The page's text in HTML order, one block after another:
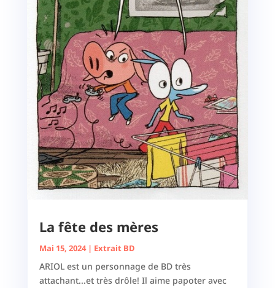
La fête des mères
Mai 15, 2024| Extrait BD
ARIOL est un personnage de BD très
attachant...et très drôle! Il aime papoter avec